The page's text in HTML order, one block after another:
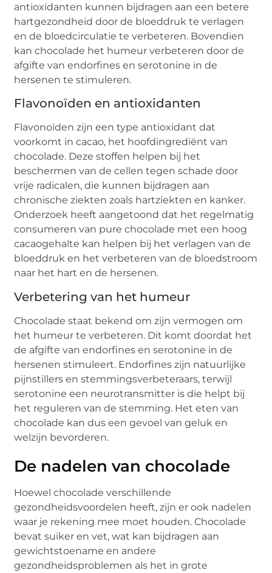
antioxidanten kunnen bijdragen aan een betere
hartgezondheid door de bloeddruk te verlagen
en de bloedcirculatie te verbeteren. Bovendien
kan chocolade het humeur verbeteren door de
afgifte van endorfines en serotonine in de
hersenen te stimuleren.
Flavonoïden en antioxidanten
Flavonoïden zijn een type antioxidant dat
voorkomt in cacao, het hoofdingrediënt van
chocolade. Deze stoffen helpen bij het
beschermen van de cellen tegen schade door
vrije radicalen, die kunnen bijdragen aan
chronische ziekten zoals hartziekten en kanker.
Onderzoek heeft aangetoond dat het regelmatig
consumeren van pure chocolade met een hoog
cacaogehalte kan helpen bij het verlagen van de
bloeddruk en het verbeteren van de bloedstroom
naar het hart en de hersenen.
Verbetering van het humeur
Chocolade staat bekend om zijn vermogen om
het humeur te verbeteren. Dit komt doordat het
de afgifte van endorfines en serotonine in de
hersenen stimuleert. Endorfines zijn natuurlijke
pijnstillers en stemmingsverbeteraars, terwijl
serotonine een neurotransmitter is die helpt bij
het reguleren van de stemming. Het eten van
chocolade kan dus een gevoel van geluk en
welzijn bevorderen.
De nadelen van chocolade
Hoewel chocolade verschillende
gezondheidsvoordelen heeft, zijn er ook nadelen
waar je rekening mee moet houden. Chocolade
bevat suiker en vet, wat kan bijdragen aan
gewichtstoename en andere
gezondheidsproblemen als het in grote